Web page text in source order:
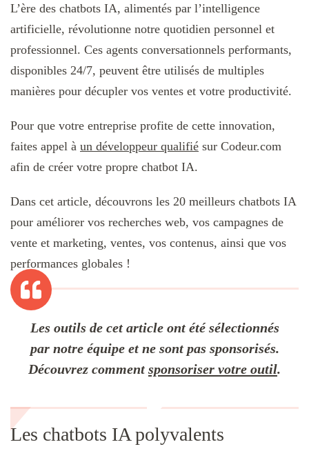
L’ère des chatbots IA, alimentés par l’intelligence
artificielle, révolutionne notre quotidien personnel et
professionnel. Ces agents conversationnels performants,
disponibles 24/7, peuvent être utilisés de multiples
manières pour décupler vos ventes et votre productivité.
Pour que votre entreprise profite de cette innovation,
faites appel à un développeur qualifié sur Codeur.com
afin de créer votre propre chatbot IA.
Dans cet article, découvrons les 20 meilleurs chatbots IA
pour améliorer vos recherches web, vos campagnes de
vente et marketing, ventes, vos contenus, ainsi que vos
performances globales !
Les outils de cet article ont été sélectionnés
par notre équipe et ne sont pas sponsorisés.
Découvrez comment sponsoriser votre outil.
Les chatbots IA polyvalents